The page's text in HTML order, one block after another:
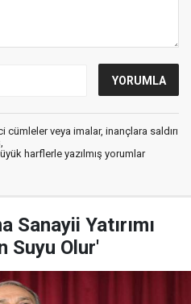
veya imalar, inançlara saldırı
harflerle yazılmış yorumlar
Sanayii Yatırımı
Suyu Olur'